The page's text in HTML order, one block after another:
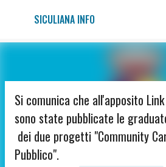
Passa ai contenuti
SICULIANA INFO
Si comunica che all'apposito
sono state pubblicate le
dei due progetti "Community
Pubblico".